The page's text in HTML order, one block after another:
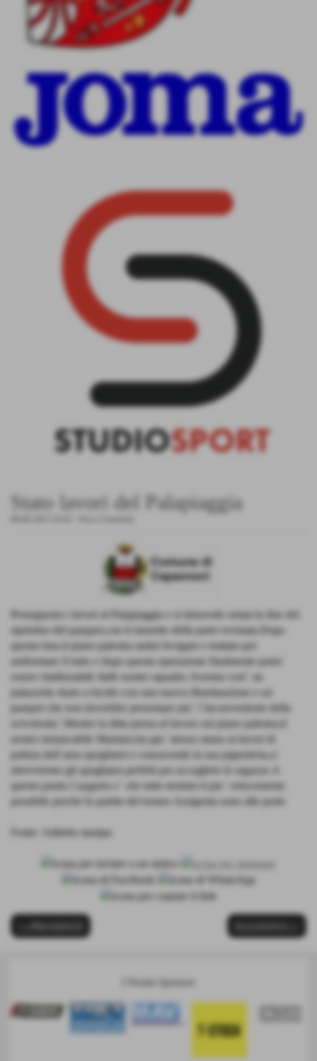
Stato lavori del Palapiaggia
Proseguono i lavori al Palapiaggia e si intravede ormai la fine del
ripristino del parquet,con il riassetto della parte rovinata.Dopo
questa fase,il piano palestra andra´levigato e trattato per
uniformare il tutto e dopo questa operazione finalmente potra´
essere riutilizzabile dalle nostre squadre.Avremo cosi´ un
palazzetto tirato a lucido con una nuova illuminazione e un
parquet che non dovrebbe presentare piu´ l´inconveniente della
scivolosita´.Mentre la ditta pensa al lavoro sul piano palestra,il
nostro instancabile Mariano,ha gia´ messo mano ai lavori di
pulizia dell´area spogliatoi e conoscendo la sua pignoleria,ci
ritroveremo gli spogliatoi perfetti per accogliere le ragazze.A
questo punto l´augurio e´ che tutto termini il piu´ velocemente
possibile perche´le partite del torneo Assigenia sono alle porte.
Fonte: Addetto stampa
I Nostri Sponsor